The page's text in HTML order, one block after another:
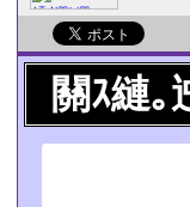
關ｽ縺